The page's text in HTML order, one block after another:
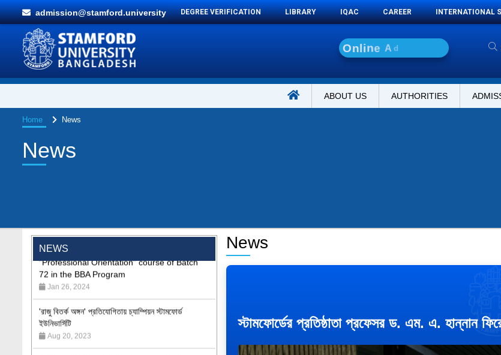
admission@stamford.university DEGREE VERIFICATION LIBRARY IQAC CAREER INTERNATIONAL
Online Ad
ABOUT US AUTHORITIES
Home News
News
NEWS
"Professional Orientation" course of Batch
72 in the BBA Program
Jan 26, 2024
'রাজু বিতর্ক অঙ্গন' প্রতিযোগিতায় চ্যাম্পিয়ন স্টামফোর্ড
ইউনিভার্সিটি
Aug 20, 2023
24th Dhaka International Film Festival
Begins Today, Screenings Held at Stamford
News
স্টামফোর্ডের প্রতিষ্ঠাতা প্রফেসর ড. এম. এ. হান্নান